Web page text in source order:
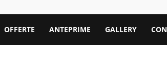
OFFERTE ANTEPRIME GALLERY